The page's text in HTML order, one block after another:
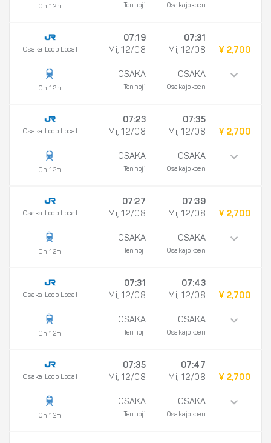
0h 12m Tennoji Osakajokoen
Osaka Loop Local
0h 12m
07:19
Mi, 12/08
OSAKA
Tennoji
07:31
Mi, 12/08
OSAKA
Osakajokoen
¥ 2,700
Osaka Loop Local
0h 12m
07:23
Mi, 12/08
OSAKA
Tennoji
07:35
Mi, 12/08
OSAKA
Osakajokoen
¥ 2,700
Osaka Loop Local
0h 12m
07:27
Mi, 12/08
OSAKA
Tennoji
07:39
Mi, 12/08
OSAKA
Osakajokoen
¥ 2,700
Osaka Loop Local
0h 12m
07:31
Mi, 12/08
OSAKA
Tennoji
07:43
Mi, 12/08
OSAKA
Osakajokoen
¥ 2,700
Osaka Loop Local
0h 12m
07:35
Mi, 12/08
OSAKA
Tennoji
07:47
Mi, 12/08
OSAKA
Osakajokoen
¥ 2,700